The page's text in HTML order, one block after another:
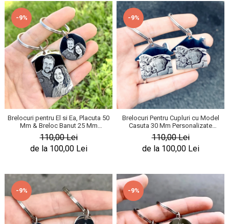
-9%
Brelocuri pentru El si Ea, Placuta 50
Mm & Breloc Banut 25 Mm
Personalizate, Gravura cu Poza
110,00 Lei
de la 100,00 Lei
-9%
Brelocuri Pentru Cupluri cu Model
Casuta 30 Mm Personalizate
Gravura cu Poza
110,00 Lei
de la 100,00 Lei
-9% -9%